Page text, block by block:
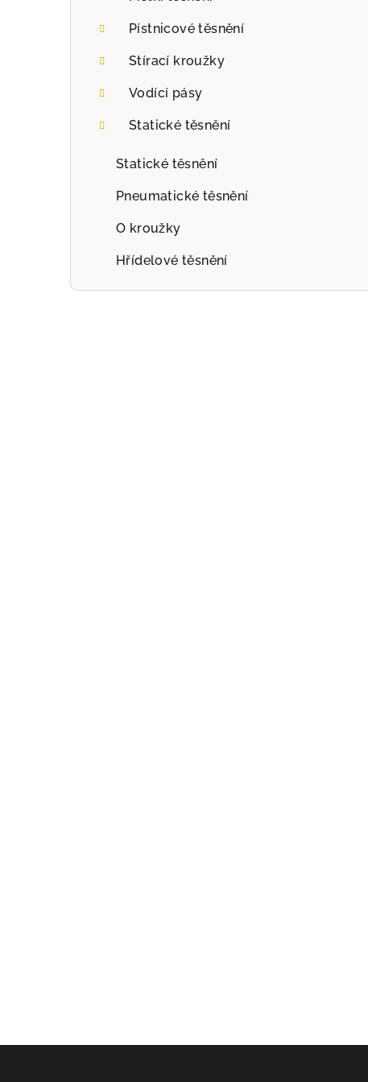
l
Pístnicové těsnění
Stírací kroužky
Vodící pásy
Statické těsnění
Statické těsnění
Pneumatické těsnění
O kroužky
Hřídelové těsnění